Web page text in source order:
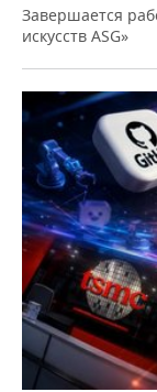
Завершается
искусств ASG»